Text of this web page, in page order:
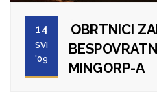
14
SVI
'09
OBRTNICI
MINGORP-A